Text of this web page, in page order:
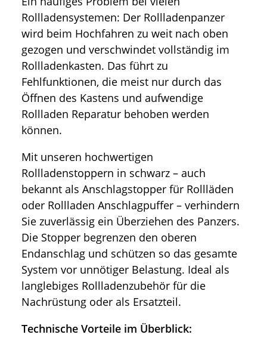
Rollladensystemen: Der Rollladenpanzer
wird beim Hochfahren zu weit nach oben
gezogen und verschwindet vollständig im
Rollladenkasten. Das führt zu
Fehlfunktionen, die meist nur durch das
Öffnen des Kastens und aufwendige
Rollladen Reparatur behoben werden
können.
Mit unseren hochwertigen
Rollladenstoppern in schwarz – auch
bekannt als Anschlagstopper für Rollläden
oder Rollladen Anschlagpuffer – verhindern
Sie zuverlässig ein Überziehen des Panzers.
Die Stopper begrenzen den oberen
Endanschlag und schützen so das gesamte
System vor unnötiger Belastung. Ideal als
langlebiges Rollladenzubehör für die
Nachrüstung oder als Ersatzteil.
Technische Vorteile im Überblick: